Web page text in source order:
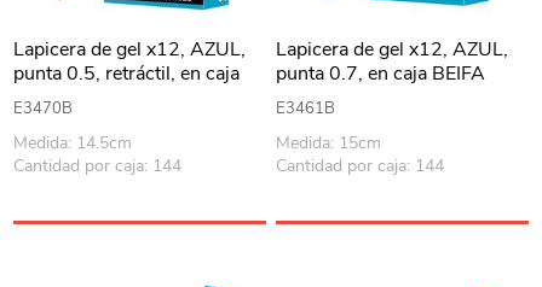
Lapicera de gel x12, AZUL,
punta 0.5, retráctil, en caja
BEIFA
E3470B
Medida: 14.5cm
Cantidad por caja: 144
Lapicera de gel x12, AZUL,
punta 0.7, en caja BEIFA
E3461B
Medida: 15cm
Cantidad por caja: 144